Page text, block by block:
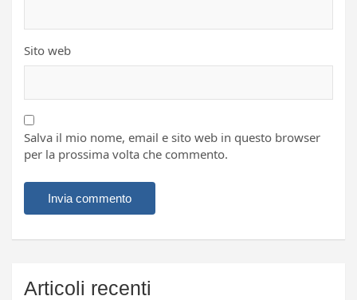
Sito web
Salva il mio nome, email e sito web in questo browser
per la prossima volta che commento.
Articoli recenti